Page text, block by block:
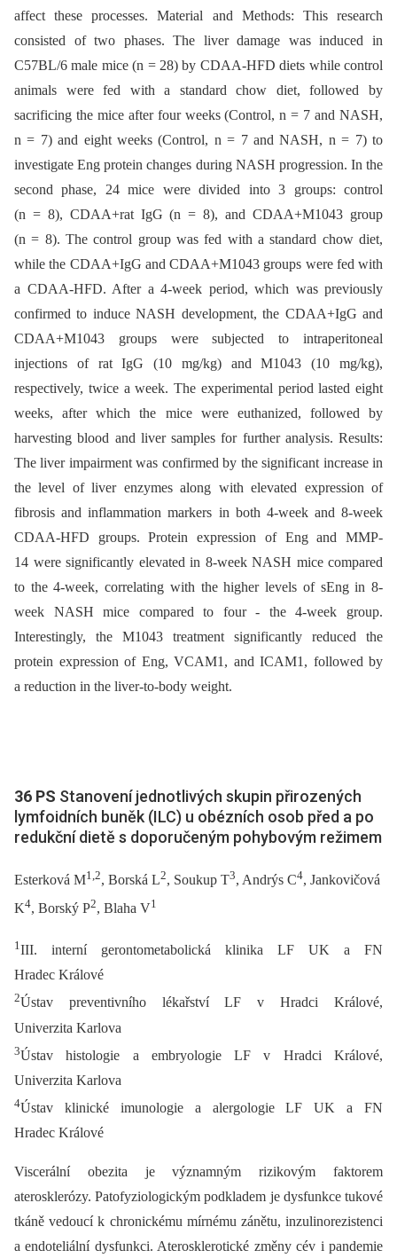
affect these processes. Material and Methods: This research
consisted of two phases. The liver damage was induced in
C57BL/6 male mice (n = 28) by CDAA-HFD diets while control
animals were fed with a standard chow diet, followed by
sacrificing the mice after four weeks (Control, n = 7 and NASH,
n = 7) and eight weeks (Control, n = 7 and NASH, n = 7) to
investigate Eng protein changes during NASH progression. In the
second phase, 24 mice were divided into 3 groups: control
(n = 8), CDAA+rat IgG (n = 8), and CDAA+M1043 group
(n = 8). The control group was fed with a standard chow diet,
while the CDAA+IgG and CDAA+M1043 groups were fed with
a CDAA-HFD. After a 4-week period, which was previously
confirmed to induce NASH development, the CDAA+IgG and
CDAA+M1043 groups were subjected to intraperitoneal
injections of rat IgG (10 mg/kg) and M1043 (10 mg/kg),
respectively, twice a week. The experimental period lasted eight
weeks, after which the mice were euthanized, followed by
harvesting blood and liver samples for further analysis. Results:
The liver impairment was confirmed by the significant increase in
the level of liver enzymes along with elevated expression of
fibrosis and inflammation markers in both 4-week and 8-week
CDAA-HFD groups. Protein expression of Eng and MMP-
14 were significantly elevated in 8-week NASH mice compared
to the 4-week, correlating with the higher levels of sEng in 8-
week NASH mice compared to four -⁠ the 4-week group.
Interestingly, the M1043 treatment significantly reduced the
protein expression of Eng, VCAM1, and ICAM1, followed by
a reduction in the liver-to-body weight.
36 PS Stanovení jednotlivých skupin přirozených
lymfoidních buněk (ILC) u obézních osob před a po
redukční dietě s doporučeným pohybovým režimem
Esterková M1,2, Borská L2, Soukup T3, Andrýs C4, Jankovičová
K4, Borský P2, Blaha V1
1III. interní gerontometabolická klinika LF UK a FN
Hradec Králové
2Ústav preventivního lékařství LF v Hradci Králové,
Univerzita Karlova
3Ústav histologie a embryologie LF v Hradci Králové,
Univerzita Karlova
4Ústav klinické imunologie a alergologie LF UK a FN
Hradec Králové
Viscerální obezita je významným rizikovým faktorem
aterosklerózy. Patofyziologickým podkladem je dysfunkce tukové
tkáně vedoucí k chronickému mírnému zánětu, inzulinorezistenci
a endoteliální dysfunkci. Aterosklerotické změny cév i pandemie